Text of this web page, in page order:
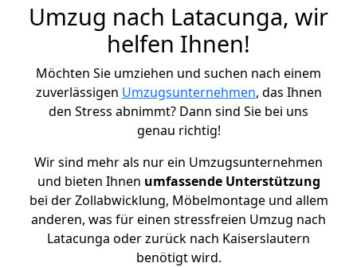
Umzug nach Latacunga, wir
helfen Ihnen!
Möchten Sie umziehen und suchen nach einem
zuverlässigen Umzugsunternehmen, das Ihnen
den Stress abnimmt? Dann sind Sie bei uns
genau richtig!
Wir sind mehr als nur ein Umzugsunternehmen
und bieten Ihnen umfassende Unterstützung
bei der Zollabwicklung, Möbelmontage und allem
anderen, was für einen stressfreien Umzug nach
Latacunga oder zurück nach Kaiserslautern
benötigt wird.